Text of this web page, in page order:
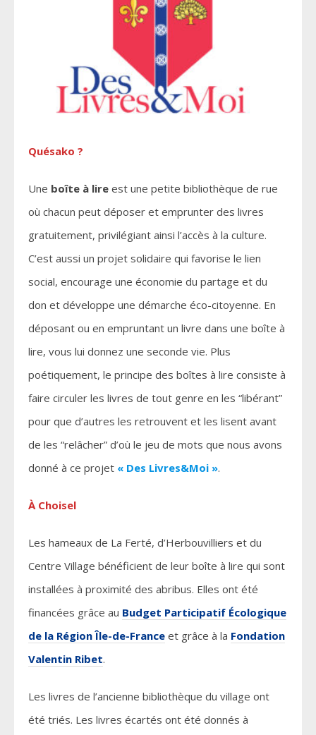
Quésako ?
Une boîte à lire est une petite bibliothèque de rue
où chacun peut déposer et emprunter des livres
gratuitement, privilégiant ainsi l’accès à la culture.
C’est aussi un projet solidaire qui favorise le lien
social, encourage une économie du partage et du
don et développe une démarche éco-citoyenne. En
déposant ou en empruntant un livre dans une boîte à
lire, vous lui donnez une seconde vie. Plus
poétiquement, le principe des boîtes à lire consiste à
faire circuler les livres de tout genre en les “libérant”
pour que d’autres les retrouvent et les lisent avant
de les “relâcher” d’où le jeu de mots que nous avons
donné à ce projet « Des Livres&Moi ».
À Choisel
Les hameaux de La Ferté, d’Herbouvilliers et du
Centre Village bénéficient de leur boîte à lire qui sont
installées à proximité des abribus. Elles ont été
financées grâce au Budget Participatif Écologique
de la Région Île-de-France et grâce à la Fondation
Valentin Ribet.
Les livres de l’ancienne bibliothèque du village ont
été triés. Les livres écartés ont été donnés à